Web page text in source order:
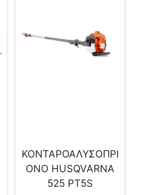
ΚΟΝΤΑΡΟΑΛΥΣΟΠΡΙ
ΟΝΟ HUSQVARNA
525 PT5S